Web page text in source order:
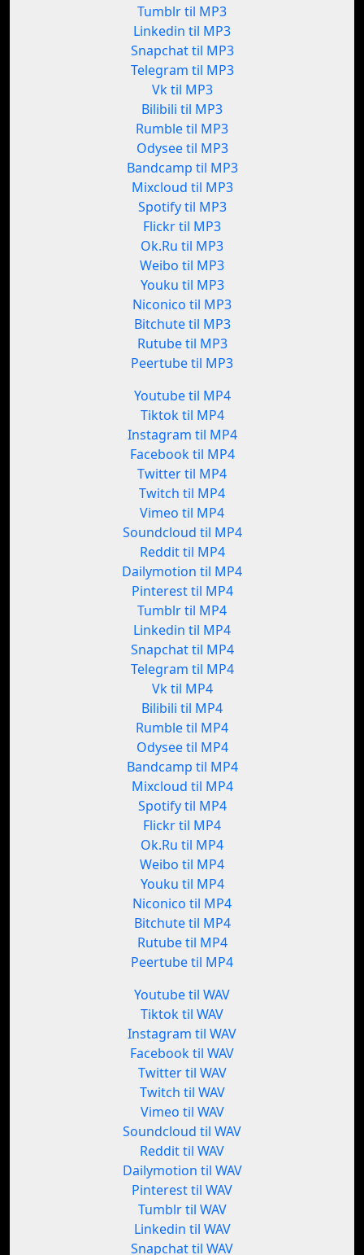
Tumblr til MP3
Linkedin til MP3
Snapchat til MP3
Telegram til MP3
Vk til MP3
Bilibili til MP3
Rumble til MP3
Odysee til MP3
Bandcamp til MP3
Mixcloud til MP3
Spotify til MP3
Flickr til MP3
Ok.Ru til MP3
Weibo til MP3
Youku til MP3
Niconico til MP3
Bitchute til MP3
Rutube til MP3
Peertube til MP3
Youtube til MP4
Tiktok til MP4
Instagram til MP4
Facebook til MP4
Twitter til MP4
Twitch til MP4
Vimeo til MP4
Soundcloud til MP4
Reddit til MP4
Dailymotion til MP4
Pinterest til MP4
Tumblr til MP4
Linkedin til MP4
Snapchat til MP4
Telegram til MP4
Vk til MP4
Bilibili til MP4
Rumble til MP4
Odysee til MP4
Bandcamp til MP4
Mixcloud til MP4
Spotify til MP4
Flickr til MP4
Ok.Ru til MP4
Weibo til MP4
Youku til MP4
Niconico til MP4
Bitchute til MP4
Rutube til MP4
Peertube til MP4
Youtube til WAV
Tiktok til WAV
Instagram til WAV
Facebook til WAV
Twitter til WAV
Twitch til WAV
Vimeo til WAV
Soundcloud til WAV
Reddit til WAV
Dailymotion til WAV
Pinterest til WAV
Tumblr til WAV
Linkedin til WAV
Snapchat til WAV